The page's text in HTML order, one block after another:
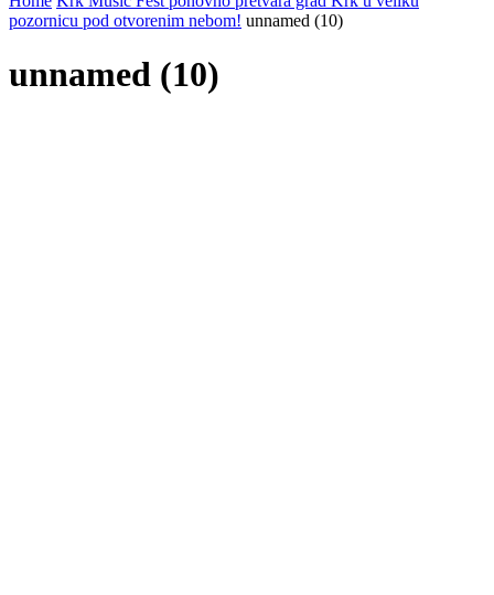
pozornicu pod otvorenim nebom! unnamed (10)
unnamed (10)